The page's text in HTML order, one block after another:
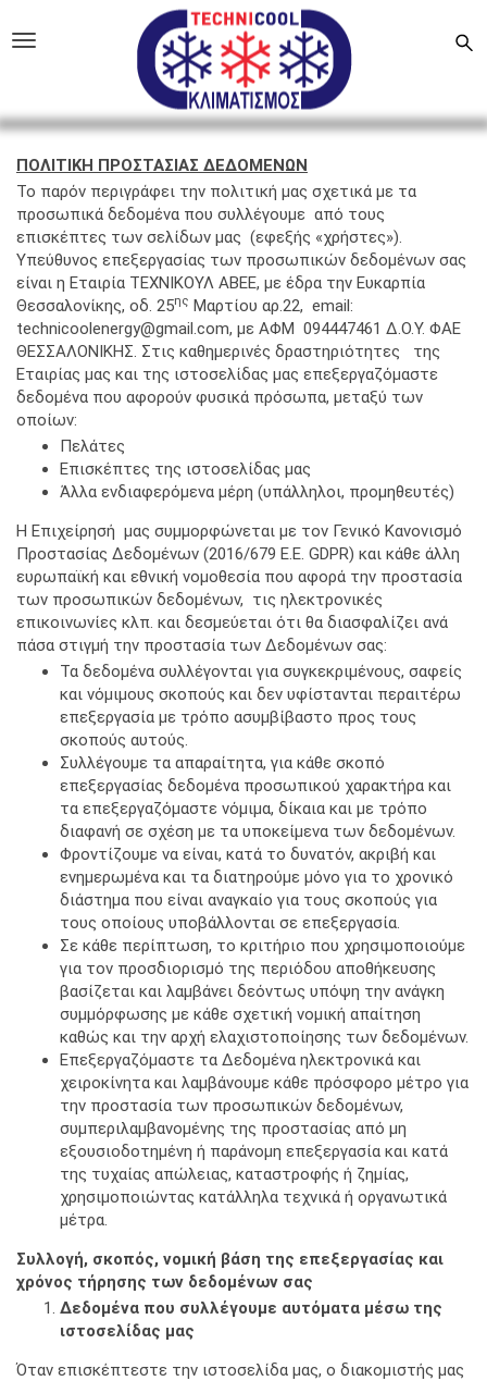
Toggle navigation
ΠΟΛΙΤΙΚΗ ΠΡΟΣΤΑΣΙΑΣ ΔΕΔΟΜΕΝΩΝ
To παρόν περιγράφει την πολιτική μας σχετικά με τα
προσωπικά δεδομένα που συλλέγουμε από τους
επισκέπτες των σελίδων μας (εφεξής «χρήστες»).
Υπεύθυνος επεξεργασίας των προσωπικών δεδομένων σας
είναι η Εταιρία ΤΕΧΝΙΚΟΥΛ ΑΒΕΕ, με έδρα την Ευκαρπία
Θεσσαλονίκης, οδ. 25ης Μαρτίου αρ.22, email:
technicoolenergy@gmail.com, με ΑΦΜ 094447461 Δ.Ο.Υ. ΦΑΕ
ΘΕΣΣΑΛOΝΙΚΗΣ. Στις καθημερινές δραστηριότητες της
Εταιρίας μας και της ιστοσελίδας μας επεξεργαζόμαστε
δεδομένα που αφορούν φυσικά πρόσωπα, μεταξύ των
οποίων:
Πελάτες
Επισκέπτες της ιστοσελίδας μας
Άλλα ενδιαφερόμενα μέρη (υπάλληλοι, προμηθευτές)
Η Επιχείρησή μας συμμορφώνεται με τον Γενικό Κανονισμό
Προστασίας Δεδομένων (2016/679 Ε.Ε. GDPR) και κάθε άλλη
ευρωπαϊκή και εθνική νομοθεσία που αφορά την προστασία
των προσωπικών δεδομένων, τις ηλεκτρονικές
επικοινωνίες κλπ. και δεσμεύεται ότι θα διασφαλίζει ανά
πάσα στιγμή την προστασία των Δεδομένων σας:
Τα δεδομένα συλλέγονται για συγκεκριμένους, σαφείς
και νόμιμους σκοπούς και δεν υφίστανται περαιτέρω
επεξεργασία με τρόπο ασυμβίβαστο προς τους
σκοπούς αυτούς.
Συλλέγουμε τα απαραίτητα, για κάθε σκοπό
επεξεργασίας δεδομένα προσωπικού χαρακτήρα και
τα επεξεργαζόμαστε νόμιμα, δίκαια και με τρόπο
διαφανή σε σχέση με τα υποκείμενα των δεδομένων.
Φροντίζουμε να είναι, κατά το δυνατόν, ακριβή και
ενημερωμένα και τα διατηρούμε μόνο για το χρονικό
διάστημα που είναι αναγκαίο για τους σκοπούς για
τους οποίους υποβάλλονται σε επεξεργασία.
Σε κάθε περίπτωση, το κριτήριο που χρησιμοποιούμε
για τον προσδιορισμό της περιόδου αποθήκευσης
βασίζεται και λαμβάνει δεόντως υπόψη την ανάγκη
συμμόρφωσης με κάθε σχετική νομική απαίτηση
καθώς και την αρχή ελαχιστοποίησης των δεδομένων.
Επεξεργαζόμαστε τα Δεδομένα ηλεκτρονικά και
χειροκίνητα και λαμβάνουμε κάθε πρόσφορο μέτρο για
την προστασία των προσωπικών δεδομένων,
συμπεριλαμβανομένης της προστασίας από μη
εξουσιοδοτημένη ή παράνομη επεξεργασία και κατά
της τυχαίας απώλειας, καταστροφής ή ζημίας,
χρησιμοποιώντας κατάλληλα τεχνικά ή οργανωτικά
μέτρα.
Συλλογή, σκοπός, νομική βάση της επεξεργασίας και
χρόνος τήρησης των δεδομένων σας
Δεδομένα που συλλέγουμε αυτόματα μέσω της
ιστοσελίδας μας
Όταν επισκέπτεστε την ιστοσελίδα μας, ο διακομιστής μας